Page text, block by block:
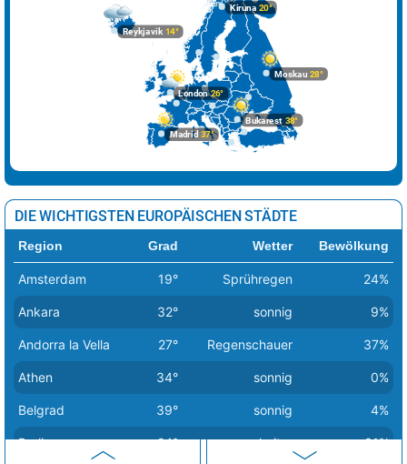
Kiruna 20°
London26°
Bukarest38°
Reykjavik 14°
Madrid37°
Moskau 28°
DIE WICHTIGSTEN EUROPÄISCHEN STÄDTE
Region Grad Wetter Bewölkung
Amsterdam 19° Sprühregen 24%
Ankara 32° sonnig 9%
Andorra la Vella 27° Regenschauer 37%
Athen 34° sonnig 0%
Belgrad 39° sonnig 4%
Berlin 24° heiter 31%